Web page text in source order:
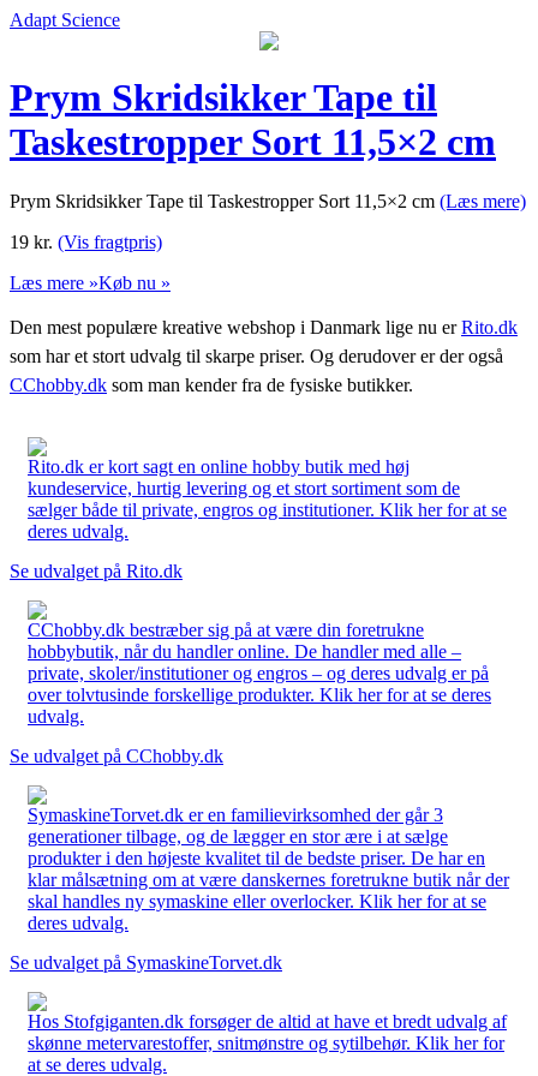
Adapt Science
Prym Skridsikker Tape til
Taskestropper Sort 11,5×2 cm
Prym Skridsikker Tape til Taskestropper Sort 11,5×2 cm (Læs mere)
19 kr. (Vis fragtpris)
Læs mere »Køb nu »
Den mest populære kreative webshop i Danmark lige nu erRito.dk
som har et stort udvalg til skarpe priser. Og derudover er der også
CChobby.dk som man kender fra de fysiske butikker.
Rito.dk er kort sagt en online hobby butik med høj
kundeservice, hurtig levering og et stort sortiment som de
sælger både til private, engros og institutioner. Klik her for at se
deres udvalg.
Se udvalget på Rito.dk
CChobby.dk bestræber sig på at være din foretrukne
hobbybutik, når du handler online. De handler med alle –
private, skoler/institutioner og engros – og deres udvalg er på
over tolvtusinde forskellige produkter. Klik her for at se deres
udvalg.
Se udvalget på CChobby.dk
SymaskineTorvet.dk er en familievirksomhed der går 3
generationer tilbage, og de lægger en stor ære i at sælge
produkter i den højeste kvalitet til de bedste priser. De har en
klar målsætning om at være danskernes foretrukne butik når der
skal handles ny symaskine eller overlocker. Klik her for at se
deres udvalg.
Se udvalget på SymaskineTorvet.dk
Hos Stofgiganten.dk forsøger de altid at have et bredt udvalg af
skønne metervarestoffer, snitmønstre og sytilbehør. Klik her for
at se deres udvalg.